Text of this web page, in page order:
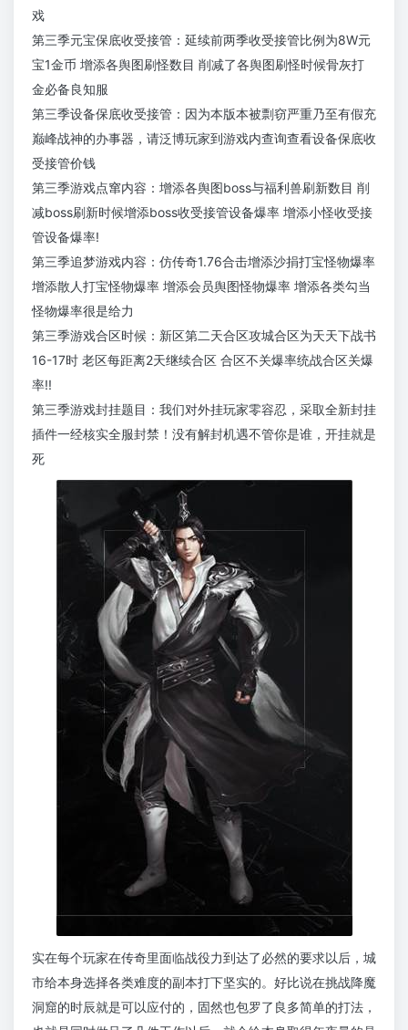
戏
第三季元宝保底收受接管：延续前两季收受接管比例为8W元
宝1金币 增添各舆图刷怪数目 削减了各舆图刷怪时候骨灰打
金必备良知服
第三季设备保底收受接管：因为本版本被剽窃严重乃至有假充
巅峰战神的办事器，请泛博玩家到游戏内查询查看设备保底收
受接管价钱
第三季游戏点窜内容：增添各舆图boss与福利兽刷新数目 削
减boss刷新时候增添boss收受接管设备爆率 增添小怪收受接
管设备爆率!
第三季追梦游戏内容：仿传奇1.76合击增添沙捐打宝怪物爆率
增添散人打宝怪物爆率 增添会员舆图怪物爆率 增添各类勾当
怪物爆率很是给力
第三季游戏合区时候：新区第二天合区攻城合区为天天下战书
16-17时 老区每距离2天继续合区 合区不关爆率统战合区关爆
率!!
第三季游戏封挂题目：我们对外挂玩家零容忍，采取全新封挂
插件一经核实全服封禁！没有解封机遇不管你是谁，开挂就是
死
实在每个玩家在传奇里面临战役力到达了必然的要求以后，城
市给本身选择各类难度的副本打下坚实的。好比说在挑战降魔
洞窟的时辰就是可以应付的，固然也包罗了良多简单的打法，